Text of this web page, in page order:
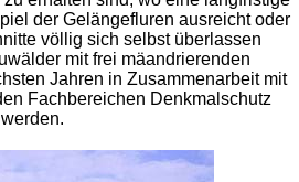
der Gelängefluren ausreicht oder
völlig sich selbst überlassen
mit frei mäandrierenden
Jahren in Zusammenarbeit mit
Fachbereichen Denkmalschutz